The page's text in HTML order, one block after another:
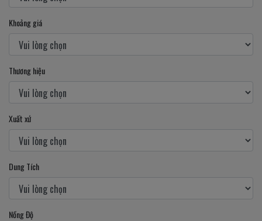
Khoảng giá
Thương hiệu
Xuất xứ
Dung Tích
Nồng Độ